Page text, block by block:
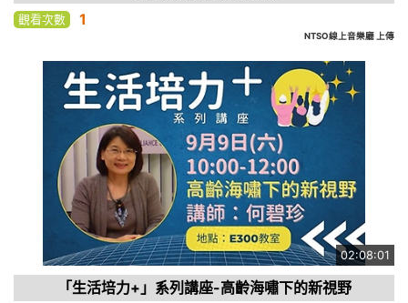
觀看次數 1
NTSO線上音樂廳 上傳
02:08:01
「生活培力+」系列講座-高齡海嘯下的新視野